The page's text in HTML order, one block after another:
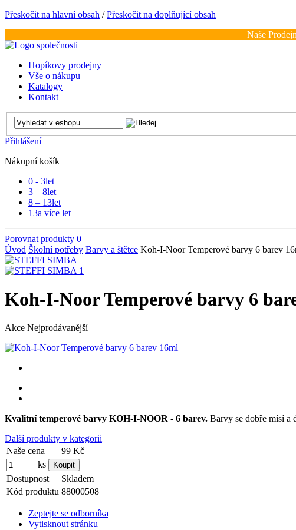
Přeskočit na hlavní obsah /Přeskočit na doplňující obsah
Naše
Hopíkovy prodejny
Vše o nákupu
Katalogy
Kontakt
Přihlášení
Nákupní košík
0 - 3let
3 – 8let
8 – 13let
13a více let
Porovnat produkty 0
Úvod Školní potřeby Barvy a štětce Koh-I-Noor Temperové barvy 6 barev
Koh-I-Noor Temperové barvy 6
Akce Nejprodávanější
Kvalitní temperové barvy KOH-I-NOOR - 6 barev. Barvy se dobře mísí a
Další produkty v kategorii
Naše cena
99 Kč
ks
Dostupnost
Skladem
Kód produktu 88000508
Zeptejte se odborníka
Vytisknout stránku